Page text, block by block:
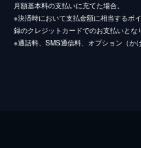
月額基本料の支払いに充てた場合。
※決済時において支払金額に相当するポ
録のクレジットカードでのお支払いとな
※通話料、SMS通信料、オプション（か